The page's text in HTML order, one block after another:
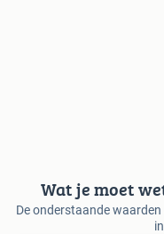
Wat je moet
De onderstaande